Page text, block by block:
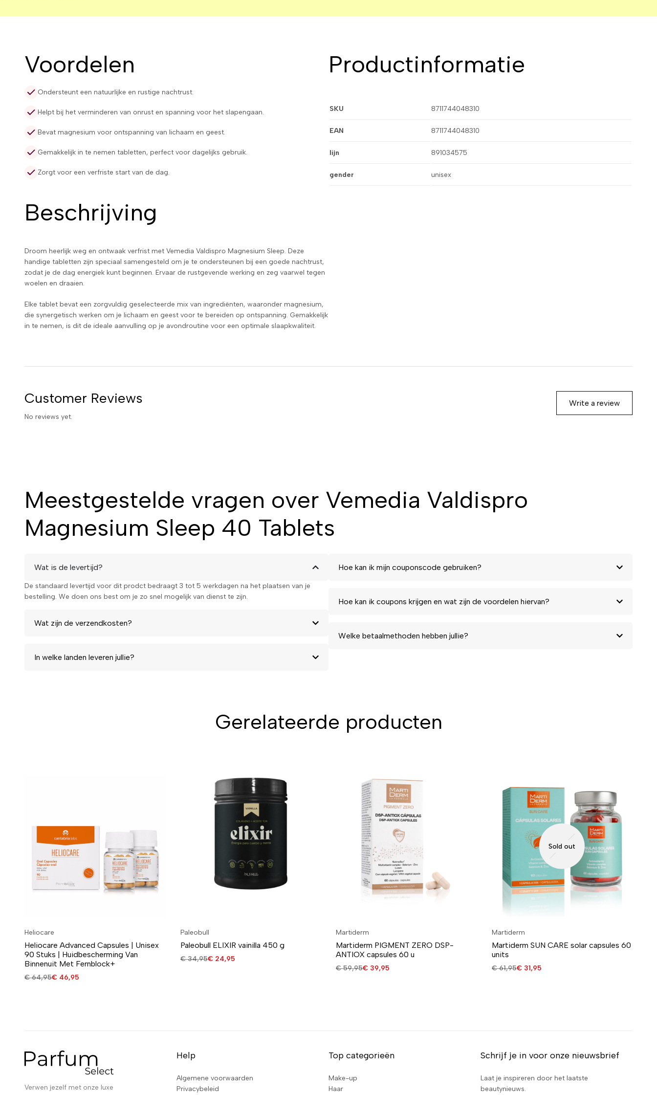
Voordelen
Ondersteunt een natuurlijke en rustige nachtrust.
Helpt bij het verminderen van onrust en spanning voor het slapengaan.
Bevat magnesium voor ontspanning van lichaam en geest.
Gemakkelijk in te nemen tabletten, perfect voor dagelijks gebruik.
Zorgt voor een verfriste start van de dag.
Beschrijving
Droom heerlijk weg en ontwaak verfrist met Vemedia Valdispro Magnesium Sleep. Deze
handige tabletten zijn speciaal samengesteld om je te ondersteunen bij een goede nachtrust,
zodat je de dag energiek kunt beginnen. Ervaar de rustgevende werking en zeg vaarwel tegen
woelen en draaien.
Elke tablet bevat een zorgvuldig geselecteerde mix van ingrediënten, waaronder magnesium,
die synergetisch werken om je lichaam en geest voor te bereiden op ontspanning. Gemakkelijk
in te nemen, is dit de ideale aanvulling op je avondroutine voor een optimale slaapkwaliteit.
Productinformatie
SKU 8711744048310
EAN 8711744048310
lijn 891034575
gender unisex
Customer Reviews
No reviews yet.
Write a review
Meestgestelde vragen over Vemedia Valdispro
Magnesium Sleep 40 Tablets
Wat is de levertijd?
De standaard levertijd voor dit prodct bedraagt 3 tot 5 werkdagen na het plaatsen van je
bestelling. We doen ons best om je zo snel mogelijk van dienst te zijn.
Wat zijn de verzendkosten?
In welke landen leveren jullie?
Hoe kan ik mijn couponscode gebruiken?
Hoe kan ik coupons krijgen en wat zijn de voordelen hiervan?
Welke betaalmethoden hebben jullie?
Gerelateerde producten
Heliocare
Heliocare Advanced Capsules | Unisex
90 Stuks | Huidbescherming Van
Binnenuit Met Fernblock+
€64,95€ 46,95
Paleobull
Paleobull ELIXIR vainilla 450 g
€34,95€24,95
Martiderm
Martiderm PIGMENT ZERO DSP-
ANTIOX capsules 60 u
€59,95€ 39,95
Sold out
Martiderm
Martiderm SUN CARE solar capsules 60
units
€61,95€31,95
Verwen jezelf met onze luxe
Help
Algemene voorwaarden
Privacybeleid
Top categorieën
Make-up
Haar
Schrijf je in voor onze nieuwsbrief
Laat je inspireren door het laatste
beautynieuws.